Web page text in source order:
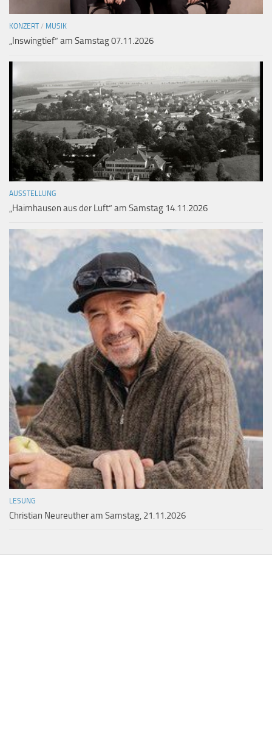
KONZERT/ MUSIK
„Inswingtief“ am Samstag 07.11.2026
AUSSTELLUNG
„Haimhausen aus der Luft“ am Samstag 14.11.2026
LESUNG
Christian Neureuther am Samstag, 21.11.2026